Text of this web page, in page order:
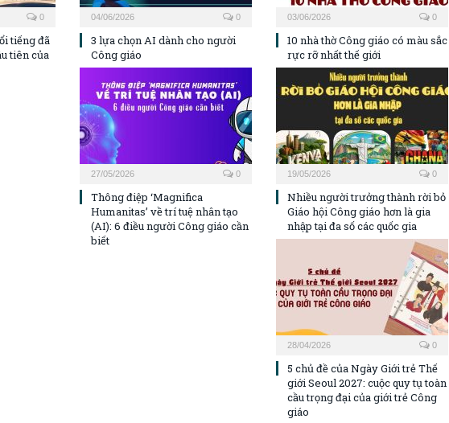
0
tiếng đã
tiên của
04/06/2026 0
3 lựa chọn AI dành cho người
Công giáo
03/06/2026 0
10 nhà thờ Công giáo có màu sắc
rực rỡ nhất thế giới
27/05/2026 0
Thông điệp ‘Magnifica
Humanitas’ về trí tuệ nhân tạo
(AI): 6 điều người Công giáo cần
biết
19/05/2026 0
Nhiều người trưởng thành rời bỏ
Giáo hội Công giáo hơn là gia
nhập tại đa số các quốc gia
28/04/2026 0
5 chủ đề của Ngày Giới trẻ Thế
giới Seoul 2027: cuộc quy tụ toàn
cầu trọng đại của giới trẻ Công
giáo